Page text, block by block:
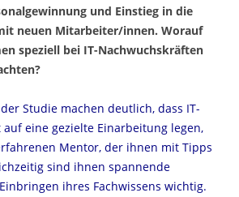
und Einstieg in die
neuen Mitarbeiter/innen. Worauf
speziell bei IT-Nachwuchskräften
Studie machen deutlich, dass IT-
auf eine gezielte Einarbeitung legen,
Mentor, der ihnen mit Tipps
sind ihnen spannende
ihres Fachwissens wichtig.